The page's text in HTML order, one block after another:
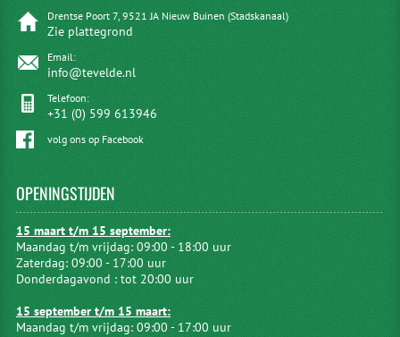
Drentse Poort 7, 9521 JA Nieuw Buinen (Stadskanaal)
Zie plattegrond
Email:
info@tevelde.nl
Telefoon:
+31 (0) 599 613946
volg ons op Facebook
OPENINGSTIJDEN
15 maart t/m 15 september:
Maandag t/m vrijdag: 09:00 - 18:00 uur
Zaterdag: 09:00 - 17:00 uur
Donderdagavond : tot 20:00 uur
15 september t/m 15 maart:
Maandag t/m vrijdag: 09:00 - 17:00 uur